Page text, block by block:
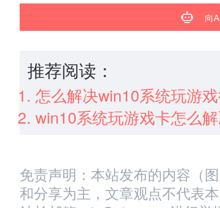
向
推荐阅读：
怎么解决win10系统玩游
win10系统玩游戏卡怎么
免责声明：本站发布的内容（
和分享为主，文章观点不代表